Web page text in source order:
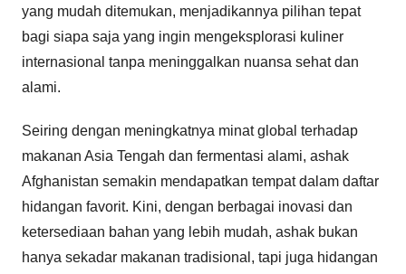
yang mudah ditemukan, menjadikannya pilihan tepat
bagi siapa saja yang ingin mengeksplorasi kuliner
internasional tanpa meninggalkan nuansa sehat dan
alami.
Seiring dengan meningkatnya minat global terhadap
makanan Asia Tengah dan fermentasi alami, ashak
Afghanistan semakin mendapatkan tempat dalam daftar
hidangan favorit. Kini, dengan berbagai inovasi dan
ketersediaan bahan yang lebih mudah, ashak bukan
hanya sekadar makanan tradisional, tapi juga hidangan